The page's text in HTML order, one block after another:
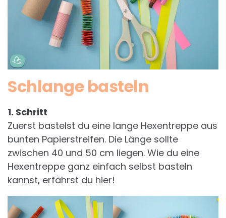
Schlange basteln
1. Schritt
Zuerst bastelst du eine lange Hexentreppe aus
bunten Papierstreifen. Die Länge sollte
zwischen 40 und 50 cm liegen. Wie du eine
Hexentreppe ganz einfach selbst basteln
kannst, erfährst du hier!